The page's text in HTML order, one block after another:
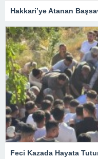
Hakkari’ye Atanan
Feci Kazada Hayata